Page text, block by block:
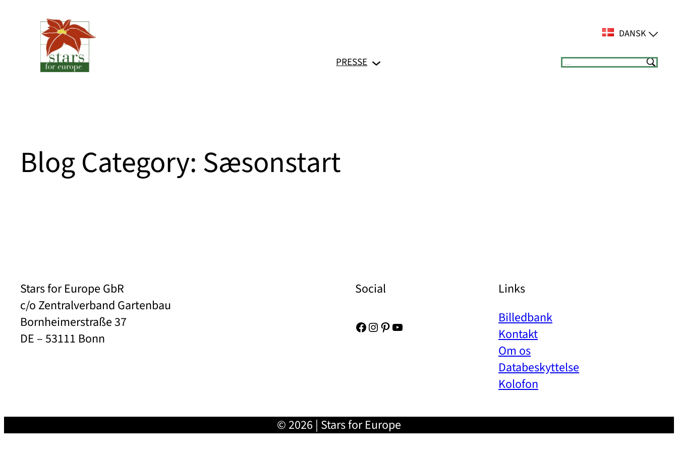
DANSK
PRESSE Suchen
Blog Category: Sæsonstart
Stars for Europe GbR
c/o Zentralverband Gartenbau
Bornheimerstraße 37
DE – 53111 Bonn
Social
Facebook Instagram Pinterest YouTube
Links
Billedbank
Kontakt
Om os
Databeskyttelse
Kolofon
© 2026 | Stars for Europe